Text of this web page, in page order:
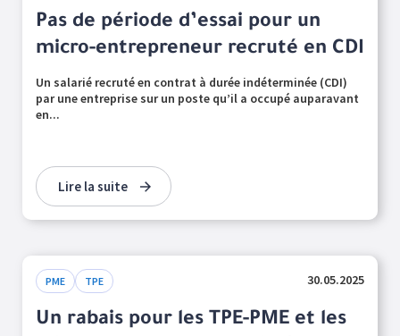
Pas de période d’essai pour un
micro-entrepreneur recruté en CDI
Un salarié recruté en contrat à durée indéterminée (CDI)
par une entreprise sur un poste qu’il a occupé auparavant
en...
Lire la suite
PME TPE 30.05.2025
Un rabais pour les TPE-PME et les